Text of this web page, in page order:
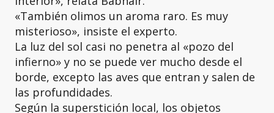
«También olimos un aroma raro. Es muy
misterioso», insiste el experto.
La luz del sol casi no penetra al «pozo del
infierno» y no se puede ver mucho desde el
borde, excepto las aves que entran y salen de
las profundidades.
Según la superstición local, los objetos